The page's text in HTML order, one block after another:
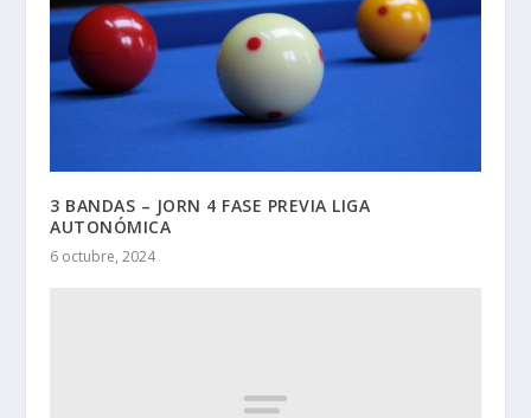
3 BANDAS – JORN 4 FASE PREVIA LIGA
AUTONÓMICA
6 octubre, 2024